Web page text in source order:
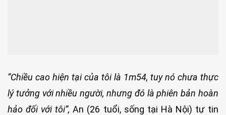
“Chiều cao hiện tại của tôi là 1m54, tuy nó chưa thực
lý tưởng với nhiều người, nhưng đó là phiên bản hoàn
hảo đối với tôi”, An (26 tuổi, sống tại Hà Nội) tự tin